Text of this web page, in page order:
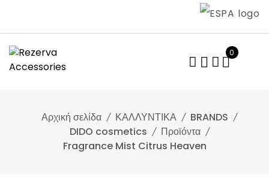
content
0
Αρχική σελίδα ΚΑΛΛΥΝΤΙΚΑ
BRANDS
DIDO cosmetics
Προϊόντα
Fragrance Mist Citrus Heaven